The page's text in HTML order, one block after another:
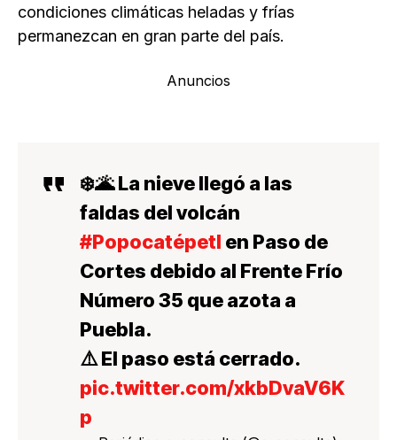
condiciones climáticas heladas y frías
permanezcan en gran parte del país.
Anuncios
❄️🌋 La nieve llegó a las
faldas del volcán
#Popocatépetl en Paso de
Cortes debido al Frente Frío
Número 35 que azota a
Puebla.
⚠️ El paso está cerrado.
pic.twitter.com/xkbDvaV6K
p